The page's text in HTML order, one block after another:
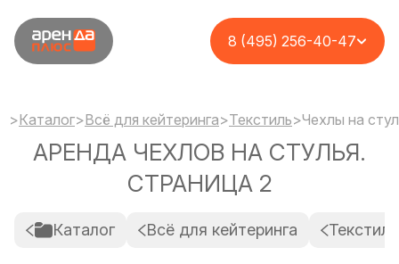
8 (495) 256-40-47
>Каталог>Всё для кейтеринга>Текстиль>Чехлы на
АРЕНДА ЧЕХЛОВ НА СТУЛЬЯ.
СТРАНИЦА 2
Каталог Всё для кейтеринга Текстиль